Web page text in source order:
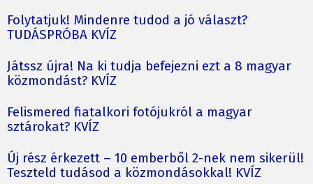
Folytatjuk! Mindenre tudod a jó választ?
TUDÁSPRÓBA KVÍZ
Játssz újra! Na ki tudja befejezni ezt a 8 magyar
közmondást? KVÍZ
Felismered fiatalkori fotójukról a magyar
sztárokat? KVÍZ
Új rész érkezett – 10 emberből 2-nek nem sikerül!
Teszteld tudásod a közmondásokkal! KVÍZ